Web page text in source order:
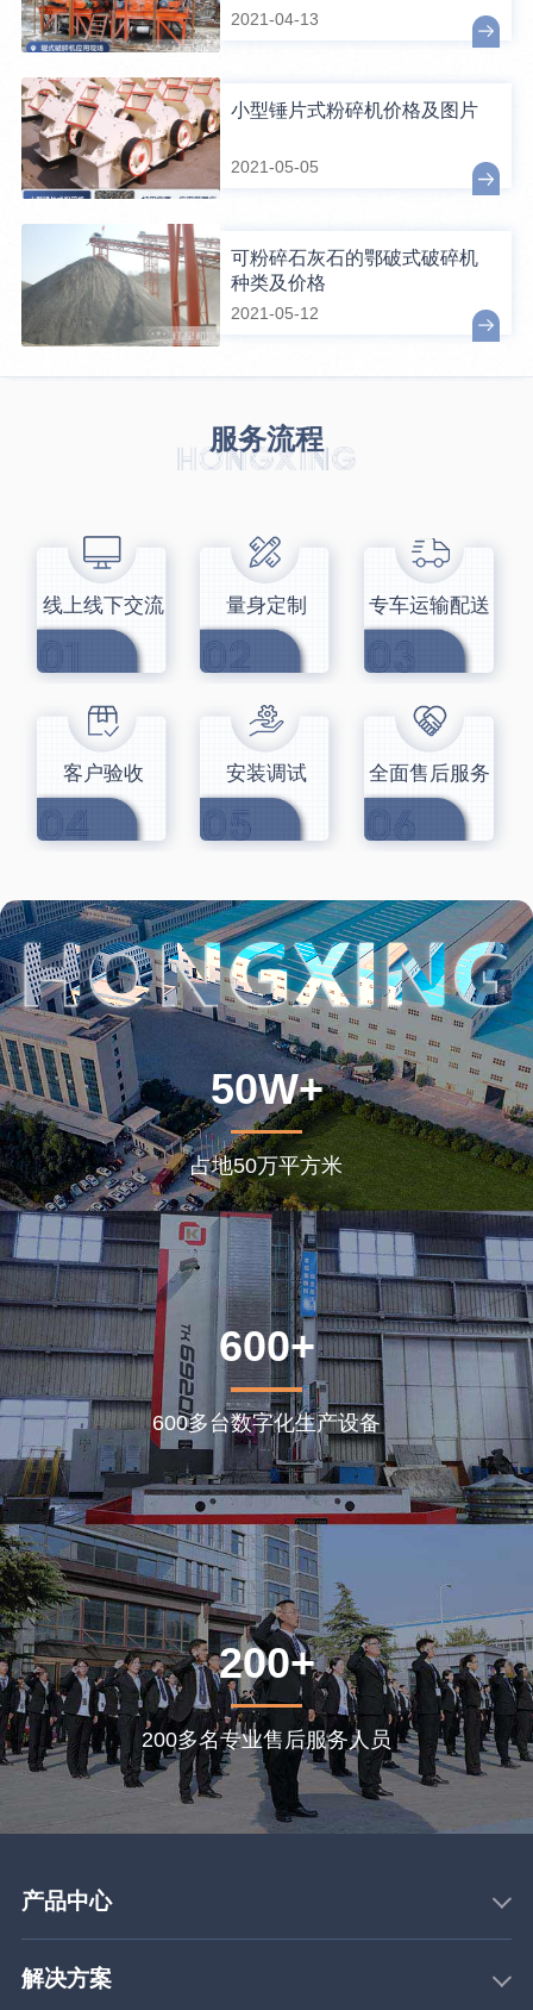
2021-04-13
小型锤片式粉碎机价格及图片
2021-05-05
可粉碎石灰石的鄂破式破碎机
种类及价格
2021-05-12
服务流程
线上线下交流 量身定制 专车运输配送
客户验收 安装调试 全面售后服务
50W+
占地50万平方米
600+
600多台数字化生产设备
200+
200多名专业售后服务人员
产品中心
解决方案